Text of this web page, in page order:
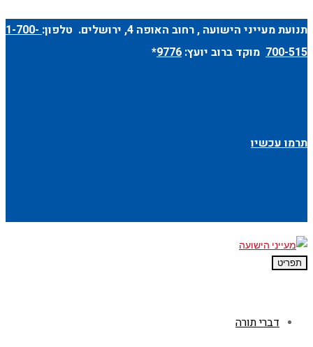
תנועת מעייני הישועה ,רחוב האופה 4 , ירושלים. טלפון: 1-700-
700-515 מוקד ברוב יועץ: 9776
*
תרמו עכשיו
תפריט
דברי תורה